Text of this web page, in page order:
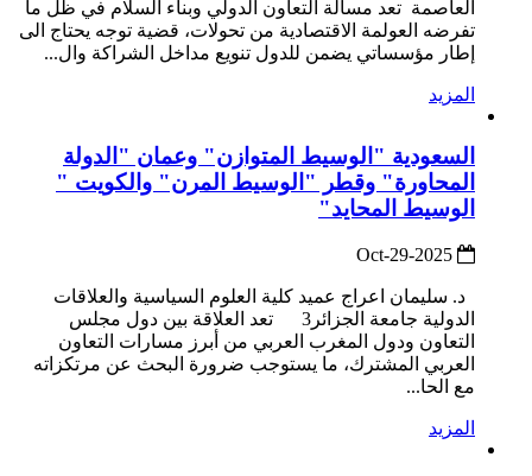
العاصمة تعد مسألة التعاون الدولي وبناء السلام في ظل ما
تفرضه العولمة الاقتصادية من تحولات، قضية توجه يحتاج الى
إطار مؤسساتي يضمن للدول تنويع مداخل الشراكة وال...
المزيد
السعودية "الوسيط المتوازن" وعمان "الدولة
المحاورة" وقطر "الوسيط المرن" والكويت "
الوسيط المحايد"
د. سليمان اعراج عميد كلية العلوم السياسية والعلاقات
الدولية جامعة الجزائر3 تعد العلاقة بين دول مجلس
التعاون ودول المغرب العربي من أبرز مسارات التعاون
العربي المشترك، ما يستوجب ضرورة البحث عن مرتكزاته
مع الحا...
المزيد